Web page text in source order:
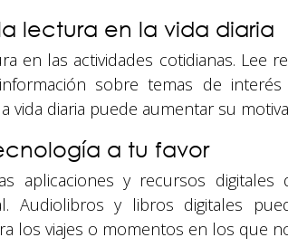
lectura en la vida diaria
en las actividades cotidianas. Lee
sobre temas de
vida diaria puede aumentar su
a tu favor
aplicaciones y recursos
Audiolibros y libros digitales
los viajes o momentos en los que
Suyapa Medios,
promovida por la
y la Comunicación